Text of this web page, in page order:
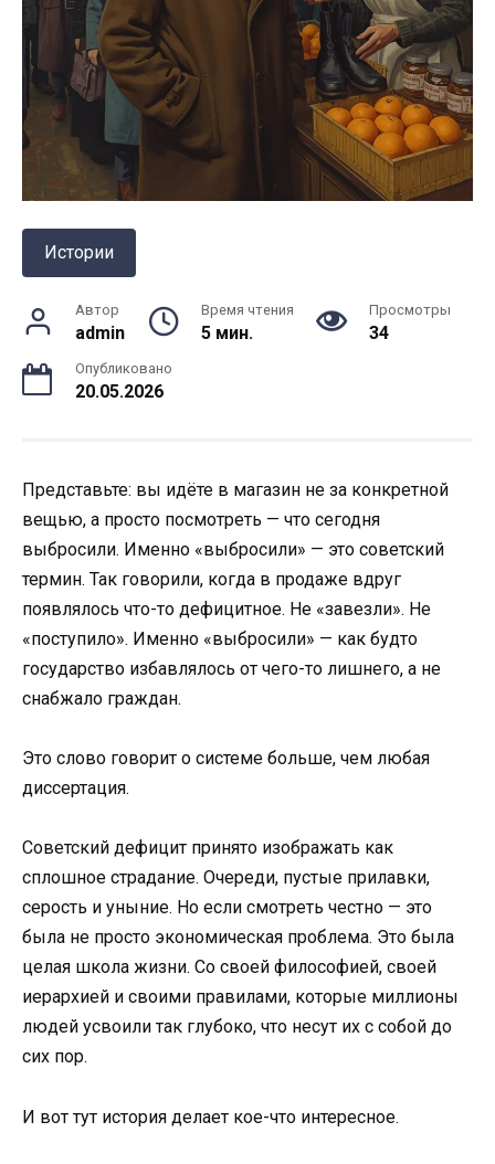
Истории
Автор
admin
Время чтения
5 мин.
Просмотры
34
Опубликовано
20.05.2026
Представьте: вы идёте в магазин не за конкретной
вещью, а просто посмотреть — что сегодня
выбросили. Именно «выбросили» — это советский
термин. Так говорили, когда в продаже вдруг
появлялось что-то дефицитное. Не «завезли». Не
«поступило». Именно «выбросили» — как будто
государство избавлялось от чего-то лишнего, а не
снабжало граждан.
Это слово говорит о системе больше, чем любая
диссертация.
Советский дефицит принято изображать как
сплошное страдание. Очереди, пустые прилавки,
серость и уныние. Но если смотреть честно — это
была не просто экономическая проблема. Это была
целая школа жизни. Со своей философией, своей
иерархией и своими правилами, которые миллионы
людей усвоили так глубоко, что несут их с собой до
сих пор.
И вот тут история делает кое-что интересное.